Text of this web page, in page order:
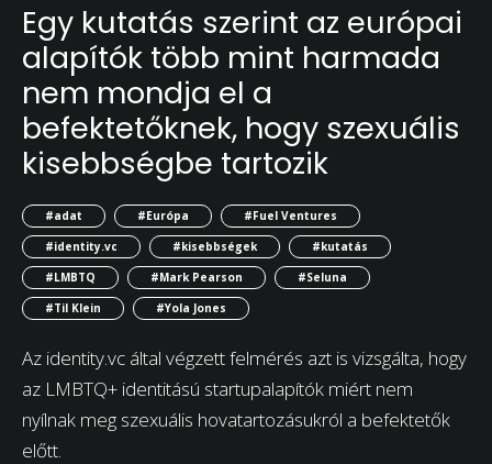
Egy kutatás szerint az európai
alapítók több mint harmada
nem mondja el a
befektetőknek, hogy szexuális
kisebbségbe tartozik
#adat #Európa
#Fuel Ventures
#identity.vc
#kisebbségek
#kutatás
#LMBTQ
#Mark Pearson
#Seluna
#Til Klein
#Yola Jones
Az identity.vc által végzett felmérés azt is vizsgálta, hogy
az LMBTQ+ identitású startupalapítók miért nem
nyílnak meg szexuális hovatartozásukról a befektetők
előtt.